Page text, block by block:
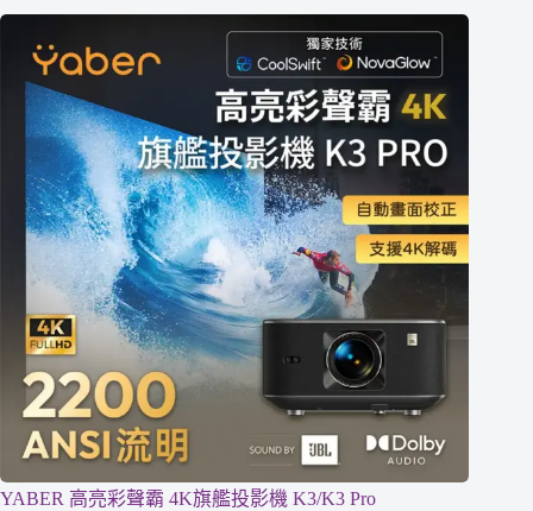
YABER 高亮彩聲霸 4K旗艦投影機 K3/K3 Pro